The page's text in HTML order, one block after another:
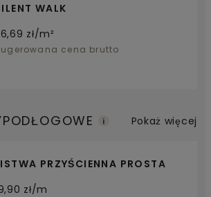
WALK
zł/m²
cena brutto
PRZYŚCIENNA PROSTA
zł/m
Pokaż więcej